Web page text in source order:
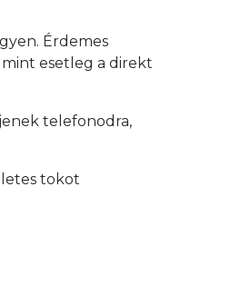
Érdemes
esetleg a direkt
telefonodra,
tokot